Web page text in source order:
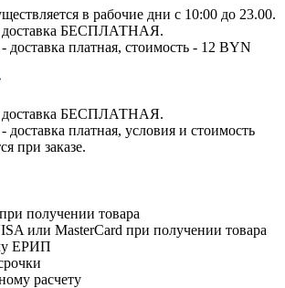
в рабочие дни с 10:00 до 23.00.
доставка БЕСПЛАТНАЯ.
платная, стоимость - 12 BYN
доставка БЕСПЛАТНАЯ.
платная, условия и стоимость
при заказе.
получении товара
или MasterCard при получении товара
ЕРИП
расчету